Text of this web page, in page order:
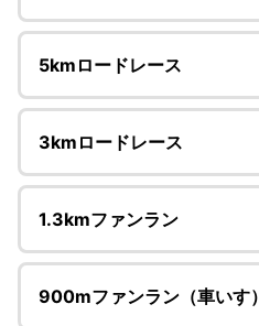
5kmロードレース
3kmロードレース
1.3kmファンラン
900mファンラン（車いす）